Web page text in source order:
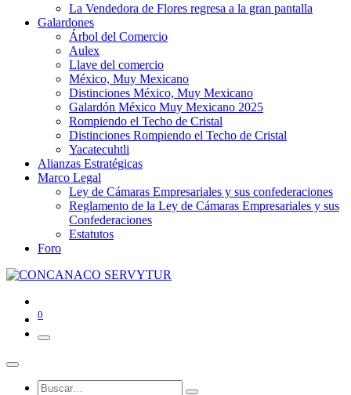
La Vendedora de Flores regresa a la gran pantalla
Galardones
Árbol del Comercio
Aulex
Llave del comercio
México, Muy Mexicano
Distinciones México, Muy Mexicano
Galardón México Muy Mexicano 2025
Rompiendo el Techo de Cristal
Distinciones Rompiendo el Techo de Cristal
Yacatecuhtli
Alianzas Estratégicas
Marco Legal
Ley de Cámaras Empresariales y sus confederaciones
Reglamento de la Ley de Cámaras Empresariales y sus
Confederaciones
Estatutos
Foro
0